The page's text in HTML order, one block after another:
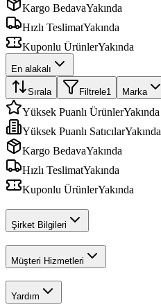
Kargo BedavaYakında
Hızlı TeslimatYakında
Kuponlu ÜrünlerYakında
En alakalı
Sırala Filtrele1 Marka
Yüksek Puanlı ÜrünlerYakında
Yüksek Puanlı SatıcılarYakında
Kargo BedavaYakında
Hızlı TeslimatYakında
Kuponlu ÜrünlerYakında
Şirket Bilgileri
Müşteri Hizmetleri
Yardım